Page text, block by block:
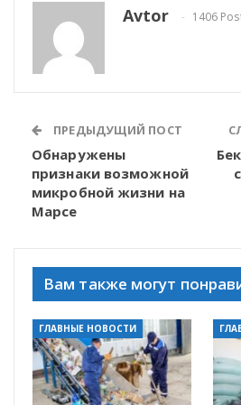
Avtor 1406
ПРЕДЫДУЩИЙ ПОСТ
Обнаружены
признаки возможной
микробной жизни на
Марсе
Вам также могут
ГЛАВНЫЕ НОВОСТИ